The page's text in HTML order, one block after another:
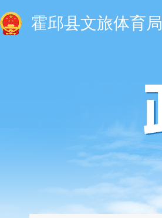
霍邱县文旅体育局